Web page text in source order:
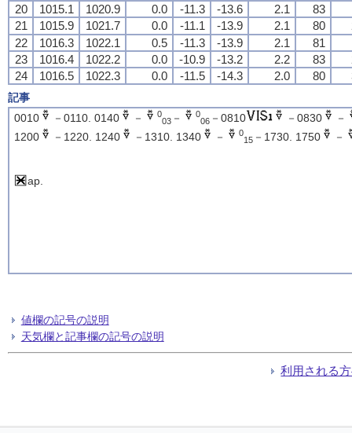
20
1015.1 1020.9 0.0 -11.3 -13.6 2.1 83
21
1015.9 1021.7 0.0 -11.1 -13.9 2.1 80
22
1016.3 1022.1 0.5 -11.3 -13.9 2.1 81
23
1016.4 1022.2 0.0 -10.9 -13.2 2.2 83
24
1016.5 1022.3 0.0 -11.5 -14.3 2.0 80
記事
0010
－0110. 0140 － 0
03－ 0
06－0810 －0830
－
1200
－1220. 1240 －1310. 1340 － 0
15－1730. 1750 －
ap.
値欄の記号の説明
天気欄と記事欄の記号の説明
利用される